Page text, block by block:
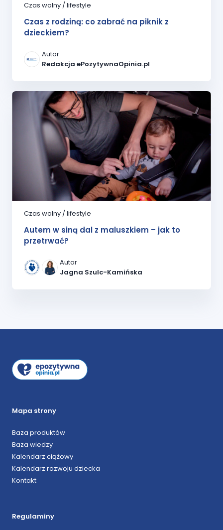
Czas wolny / lifestyle
Czas z rodziną: co zabrać na piknik z
dzieckiem?
Autor
Redakcja ePozytywnaOpinia.pl
Czas wolny / lifestyle
Autem w siną dal z maluszkiem – jak to
przetrwać?
Autor
Jagna Szulc-Kamińska
Mapa strony
Baza produktów
Baza wiedzy
Kalendarz ciążowy
Kalendarz rozwoju dziecka
Kontakt
Regulaminy